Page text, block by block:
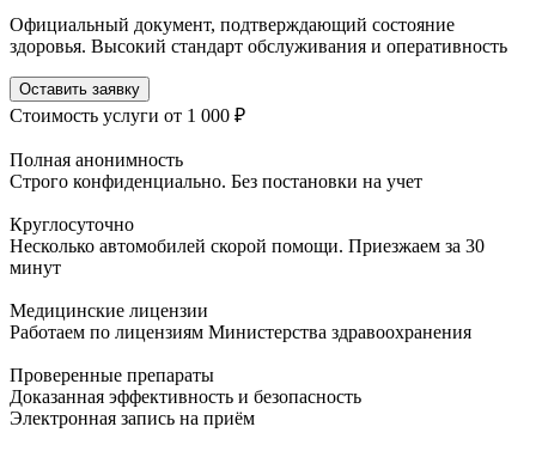
Официальный документ, подтверждающий состояние
здоровья. Высокий стандарт обслуживания и оперативность
Оставить заявку
Стоимость услуги от 1 000 ₽
Полная анонимность
Строго конфиденциально. Без постановки на учет
Круглосуточно
Несколько автомобилей скорой помощи. Приезжаем за 30
минут
Медицинские лицензии
Работаем по лицензиям Министерства здравоохранения
Проверенные препараты
Доказанная эффективность и безопасность
Электронная запись на приём